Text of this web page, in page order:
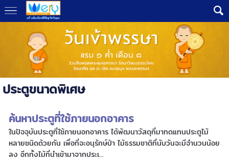
ประตูขนาดพิเศษ
ค้นหาประตูที่ใช้ภายนอกอาคาร
ในปัจจุบันประตูที่ใช้ภายนอกอาคาร ได้พัฒนาวัสดุที่มาทดแทนประตูไม้
หลายชนิดด้วยกัน เพื่อที่จะอนุรักษ์ป่า ไม้ธรรมชาติที่นับวันจะมีจำนวนน้อย
ลง อีกทั้งไม้ที่นำเข้ามาจากประเ...